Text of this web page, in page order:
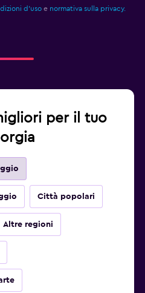
d'uso e normativa sulla privacy.
per il tuo
Città popolari
Altre regioni